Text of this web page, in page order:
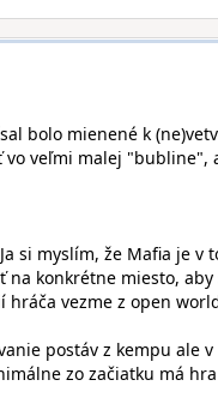
bolo mienené k
veľmi malej
si myslím, že Mafia je
na konkrétne miesto,
vezme z open
postáv z kempu ale
zo začiatku má